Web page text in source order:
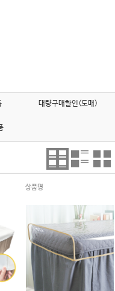
대량구매할인(도매)
상품명